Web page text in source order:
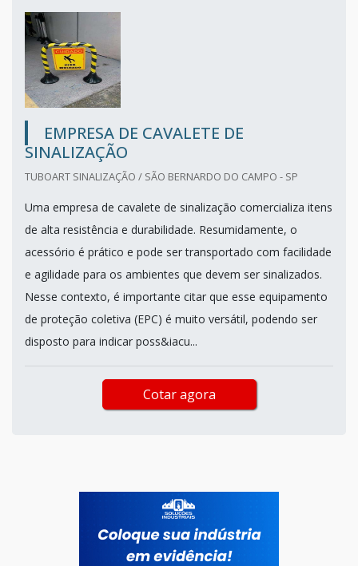
EMPRESA DE CAVALETE DE
SINALIZAÇÃO
TUBOART SINALIZAÇÃO / SÃO BERNARDO DO CAMPO - SP
Uma empresa de cavalete de sinalização comercializa itens
de alta resistência e durabilidade. Resumidamente, o
acessório é prático e pode ser transportado com facilidade
e agilidade para os ambientes que devem ser sinalizados.
Nesse contexto, é importante citar que esse equipamento
de proteção coletiva (EPC) é muito versátil, podendo ser
disposto para indicar poss&iacu...
Cotar agora